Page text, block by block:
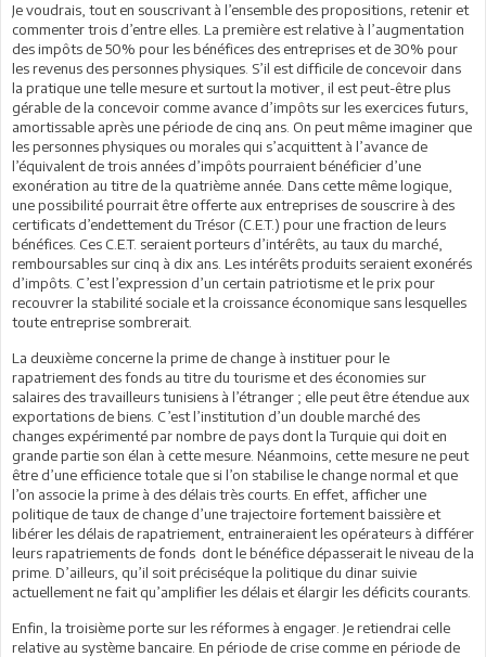
Je voudrais, tout en souscrivant à l’ensemble des propositions, retenir et
commenter trois d’entre elles. La première est relative à l’augmentation
des impôts de 50% pour les bénéfices des entreprises et de 30% pour
les revenus des personnes physiques. S’il est difficile de concevoir dans
la pratique une telle mesure et surtout la motiver, il est peut-être plus
gérable de la concevoir comme avance d’impôts sur les exercices futurs,
amortissable après une période de cinq ans. On peut même imaginer que
les personnes physiques ou morales qui s’acquittent à l’avance de
l’équivalent de trois années d’impôts pourraient bénéficier d’une
exonération au titre de la quatrième année. Dans cette même logique,
une possibilité pourrait être offerte aux entreprises de souscrire à des
certificats d’endettement du Trésor (C.E.T.) pour une fraction de leurs
bénéfices. Ces C.E.T. seraient porteurs d’intérêts, au taux du marché,
remboursables sur cinq à dix ans. Les intérêts produits seraient exonérés
d’impôts. C’est l’expression d’un certain patriotisme et le prix pour
recouvrer la stabilité sociale et la croissance économique sans lesquelles
toute entreprise sombrerait.
La deuxième concerne la prime de change à instituer pour le
rapatriement des fonds au titre du tourisme et des économies sur
salaires des travailleurs tunisiens à l’étranger ; elle peut être étendue aux
exportations de biens. C’est l’institution d’un double marché des
changes expérimenté par nombre de pays dont la Turquie qui doit en
grande partie son élan à cette mesure. Néanmoins, cette mesure ne peut
être d’une efficience totale que si l’on stabilise le change normal et que
l’on associe la prime à des délais très courts. En effet, afficher une
politique de taux de change d’une trajectoire fortement baissière et
libérer les délais de rapatriement, entraineraient les opérateurs à différer
leurs rapatriements de fonds dont le bénéfice dépasserait le niveau de la
prime. D’ailleurs, qu’il soit préciséque la politique du dinar suivie
actuellement ne fait qu’amplifier les délais et élargir les déficits courants.
Enfin, la troisième porte sur les réformes à engager. Je retiendrai celle
relative au système bancaire. En période de crise comme en période de